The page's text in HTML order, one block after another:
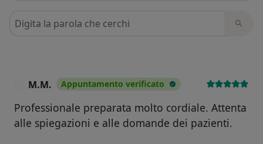
Cerca nelle recensioni
M.M. Appuntamento verificato
Professionale preparata molto cordiale. Attenta
alle spiegazioni e alle domande dei pazienti.